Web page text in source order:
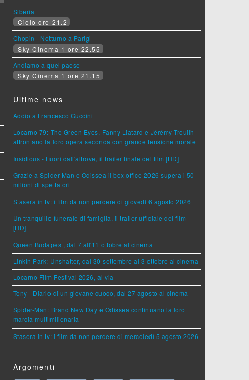
Siberia
Cielo ore 21.2
Chopin - Notturno a Parigi
Sky Cinema 1 ore 22.55
Andiamo a quel paese
Sky Cinema 1 ore 21.15
Ultime news
Addio a Francesco Guccini
Locarno 79: The Green Eyes, Fanny Liatard e Jérémy Trouilh
affrontano la loro opera seconda con grande tensione morale
Insidious - Fuori dall'altrove, il trailer finale del film [HD]
Grazie a Spider-Man e Odissea il box office 2026 supera i 50
milioni di spettatori
Stasera in tv: i film da non perdere di giovedì 6 agosto 2026
Un tranquillo funerale di famiglia, il trailer ufficiale del film
[HD]
Queen Budapest, dal 7 all'11 ottobre al cinema
Linkin Park: Unshatter, dal 30 settembre al 3 ottobre al cinema
Locarno Film Festival 2026, al via
Tony - Diario di un giovane cuoco, dal 27 agosto al cinema
Spider-Man: Brand New Day e Odissea continuano la loro
marcia multimilionaria
Stasera in tv: i film da non perdere di mercoledì 5 agosto 2026
Argomenti